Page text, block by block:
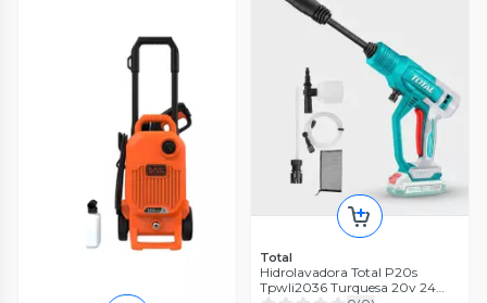
Total
Hidrolavadora Total P20s
Tpwli2036 Turquesa 20v 24